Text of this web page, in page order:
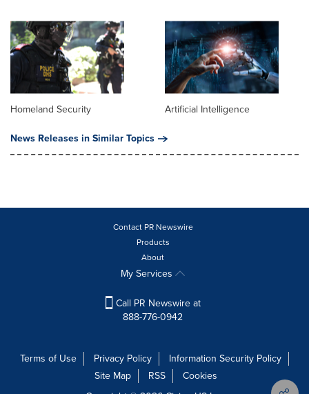
Homeland Security
Artificial Intelligence
News Releases in Similar Topics
Contact PR Newswire
Products
About
My Services
Call PR Newswire at
888-776-0942
Terms of Use Privacy Policy
Information Security Policy
Site Map
RSS
Cookies